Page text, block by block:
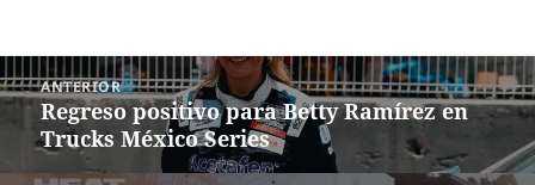
Navegación
de
entradas
ANTERIOR
Entrada
anterior:
Regreso positivo para Betty Ramírez en
Trucks México Series